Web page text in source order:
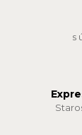
s